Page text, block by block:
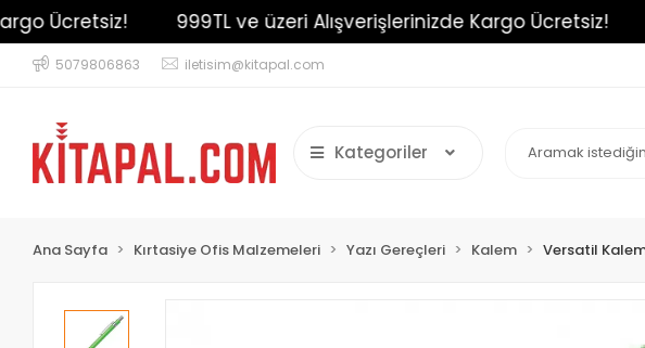
Ücretsiz! 999TL ve üzeri Alışverişlerinizde Kargo Ücretsiz!
5079806863 iletisim@kitapal.com
Kategoriler
Ana Sayfa Kırtasiye Ofis Malzemeleri Yazı Gereçleri Kalem Versatil